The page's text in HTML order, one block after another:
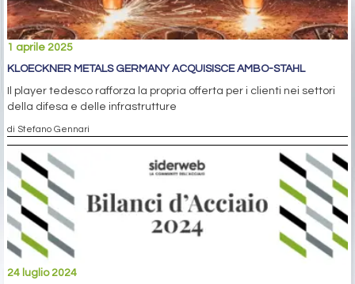
1 aprile 2025
KLOECKNER METALS GERMANY ACQUISISCE AMBO-STAHL
Il player tedesco rafforza la propria offerta per i clienti nei settori
della difesa e delle infrastrutture
di Stefano Gennari
24 luglio 2024